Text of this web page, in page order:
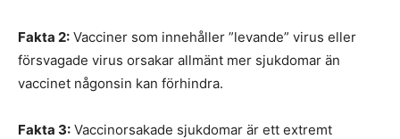
Fakta 2: Vacciner som innehåller ”levande” virus eller
försvagade virus orsakar allmänt mer sjukdomar än
vaccinet någonsin kan förhindra.
Fakta 3: Vaccinorsakade sjukdomar är ett extremt